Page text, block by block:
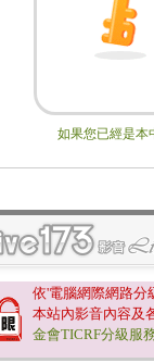
如果您已經是本
依'電腦網際網路分
本站內影音內容及
金會TICRF分級服